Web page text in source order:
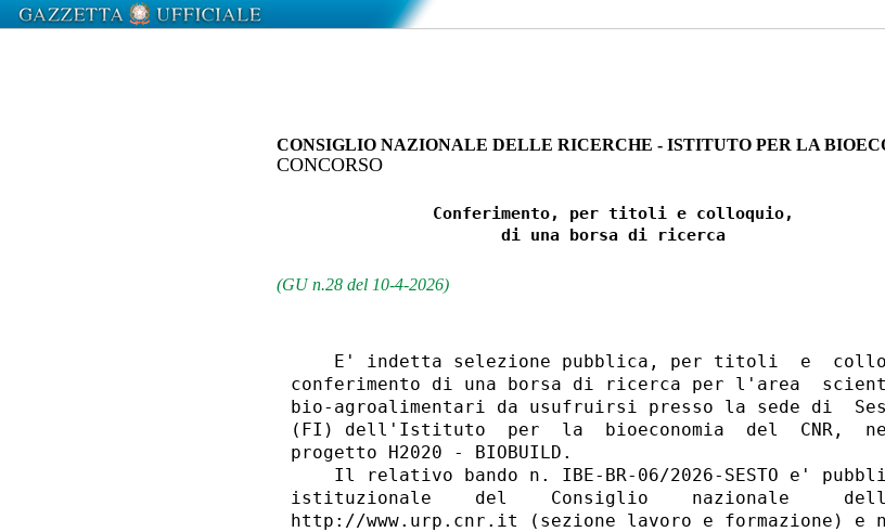
CONSIGLIO NAZIONALE DELLE RICERCHE - ISTITUTO PER LA
CONCORSO
                Conferimento, per titoli e colloquio,
                       di una borsa di ricerca
(GU n.28 del 10-4-2026)
E' indetta selezione pubblica, per titoli  e
conferimento di una borsa di ricerca per l'area
bio-agroalimentari da usufruirsi presso la sede di
(FI) dell'Istituto  per  la  bioeconomia  del  CNR,
progetto H2020 - BIOBUILD.
Il relativo bando n. IBE-BR-06/2026-SESTO e'
istituzionale    del    Consiglio    nazionale
http://www.urp.cnr.it (sezione lavoro e formazione) e